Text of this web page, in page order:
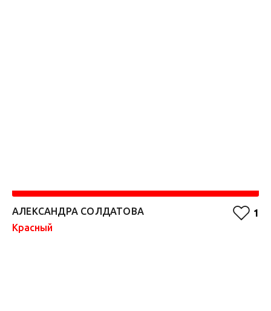
АЛЕКСАНДРА СОЛДАТОВА
1
Красный